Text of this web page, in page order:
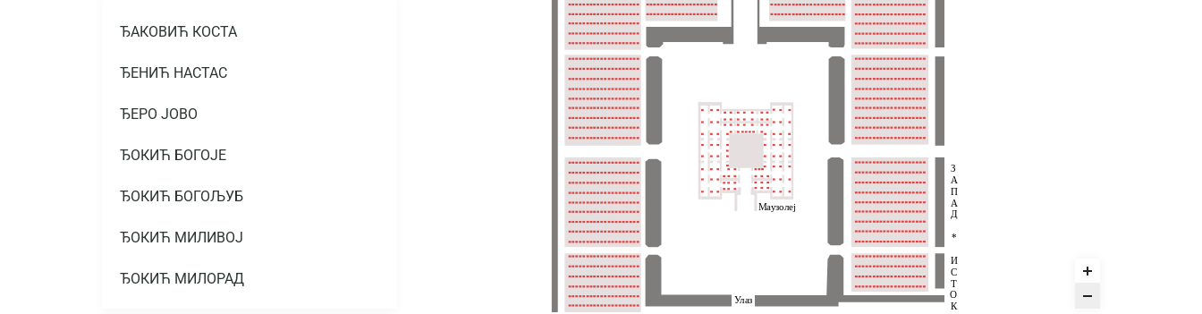
З
А
П
А
Д
*
И
С
Т
О
К
Улаз
Маузолеј
ЂАКОВИЋ КОСТА
ЂЕНИЋ НАСТАС
ЂЕРО ЈОВО
ЂОКИЋ БОГОЈЕ
ЂОКИЋ БОГОЉУБ
ЂОКИЋ МИЛИВОЈ
ЂОКИЋ МИЛОРАД